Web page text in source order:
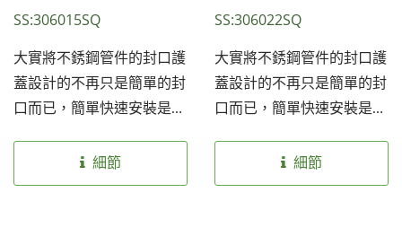
目標。
目標。
SS:306015SQ
大實將不銹鋼管件的封口護
蓋設計的不再只是簡單的封
口而已，簡單快速安裝是最
用、方管及扁管用，再細分
又可分半圓型、平面、球型
細節
SS:306022SQ
大實將不銹鋼管件的封口護
蓋設計的不再只是簡單的封
口而已，簡單快速安裝是最
用、方管及扁管用，再細分
又可分半圓型、平面、球型
細節